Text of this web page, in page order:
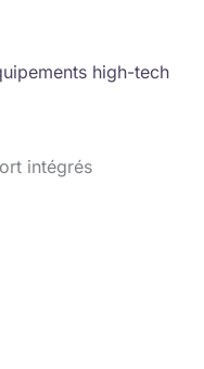
high-tech
intégrés